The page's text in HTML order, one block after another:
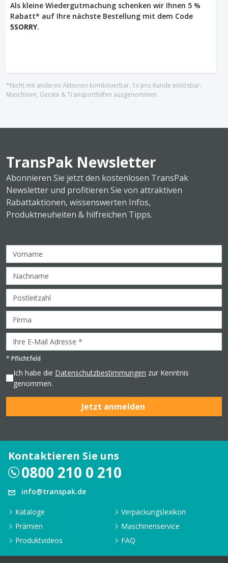
Als kleine Wiedergutmachung schenken wir Ihnen 5 %
Rabatt* auf Ihre nächste Bestellung mit dem Code
5SORRY.
*Nicht mit anderen Aktionen kombinierbar, 1x pro Kunde einlösbar,
Maschinen, Geräte & Transporthilfen ausgenommen.
TransPak Newsletter
Abonnieren Sie jetzt den kostenlosen TransPak
Newsletter und profitieren Sie von attraktiven
Rabattaktionen, wissenswerten Infos,
Produktneuheiten & hilfreichen Tipps.
* Pflichtfeld
Ich habe die Datenschutzbestimmungen zur Kenntnis
genommen.
Jetzt anmelden
Kontaktieren Sie uns
0800 210 0 210
info@transpak.de
Kataloge
Verpackungslexikon
Prämien
Maschinenservice
Produktvideos
FAQ